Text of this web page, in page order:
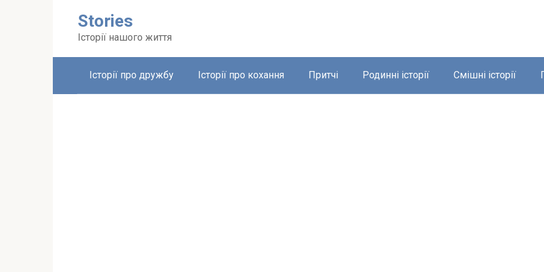
Stories
Історії нашого життя
Історії про дружбу Історії про кохання Притчі Родинні історії Смішні історії